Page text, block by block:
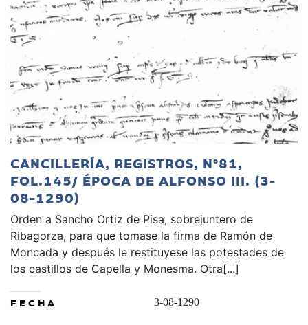
CANCILLERÍA, REGISTROS, Nº81,
FOL.145/ ÉPOCA DE ALFONSO III. (3-
08-1290)
Orden a Sancho Ortiz de Pisa, sobrejuntero de
Ribagorza, para que tomase la firma de Ramón de
Moncada y después le restituyese las potestades de
los castillos de Capella y Monesma. Otra[...]
FECHA 3-08-1290